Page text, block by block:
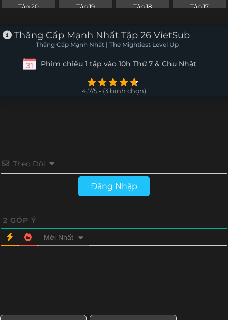
Tập 20 Tập 19 Tập 18 Tập 17
Tập 16 Tập 15 Tập 14
Tập 7 Tập 6
Thăng Cấp Mạnh Nhất Tập 26 VietSub
Thăng Cấp Mạnh Nhất | The Mightiest Level Up
Phim chiếu 1 tập vào 10h Thứ 7 & Chủ Nhật
4.7/5 - (3 bình chọn)
Theo Dõi
Đăng Nhập
2 GÓP Ý
Mới Nhất